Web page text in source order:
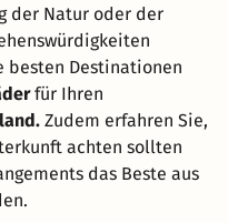
der Natur oder der
besten Destinationen
für Ihren
Zudem erfahren Sie,
achten sollten
das Beste aus